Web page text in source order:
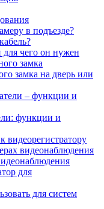
в подъезде?
для чего он нужен
замка
замка на дверь или
– функции и
функции и
видеорегистратору
видеонаблюдения
для
для систем